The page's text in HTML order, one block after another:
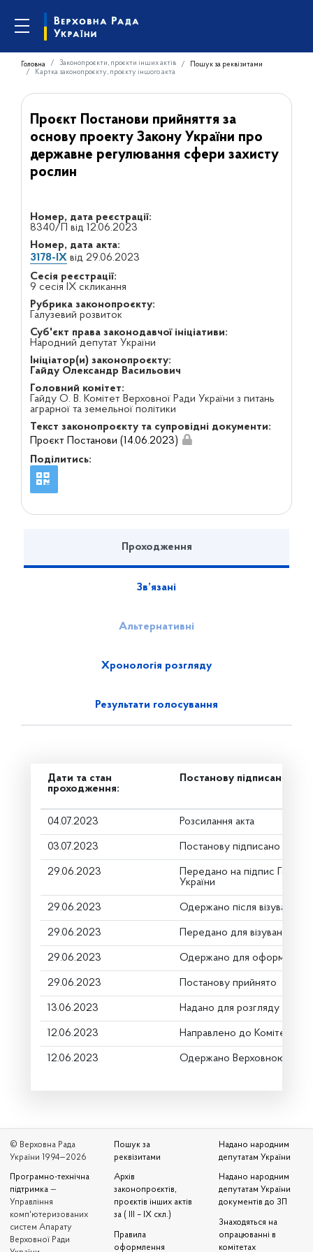
Головна Законопроєкти, проєкти інших актів
Пошук за реквізитами
Картка законопроєкту, проєкту іншого акта
Проєкт Постанови прийняття за
основу проекту Закону України про
державне регулювання сфери захисту
рослин
Номер, дата реєстрації:
8340/П від 12.06.2023
Номер, дата акта:
3178-IXвід 29.06.2023
Сесія реєстрації:
9 сесія IX скликання
Рубрика законопроєкту:
Галузевий розвиток
Суб'єкт права законодавчої ініціативи:
Народний депутат України
Ініціатор(и) законопроєкту:
Гайду Олександр Васильович
Головний комітет:
Гайду О. В. Комітет Верховної Ради України з питань
аграрної та земельної політики
Текст законопроєкту та супровідні документи:
Проєкт Постанови (14.06.2023)
Поділитись:
Проходження
Зв’язані
Альтернативні
Хронологія розгляду
Результати голосування
Дати та стан
проходження:
Постанову підписано
04.07.2023 Розсилання акта
03.07.2023 Постанову підписано
29.06.2023
Передано на підпис Голові
України
29.06.2023 Одержано після візування
29.06.2023 Передано для візування в
29.06.2023 Одержано для оформлення
29.06.2023 Постанову прийнято
13.06.2023 Надано для розгляду
12.06.2023 Направлено до Комітету
12.06.2023 Одержано Верховною
© Верховна Рада
України 1994—2026
Програмно-технічна
підтримка —
Управління
комп'ютеризованих
систем Апарату
Верховної Ради
Пошук за
реквізитами
Архів
законопроєктів,
проєктів інших актів
за ( III – IX скл.)
Правила
оформлення
Надано народним
депутатам України
Надано народним
депутатам України
документів до ЗП
Знаходяться на
опрацюванні в
комітетах